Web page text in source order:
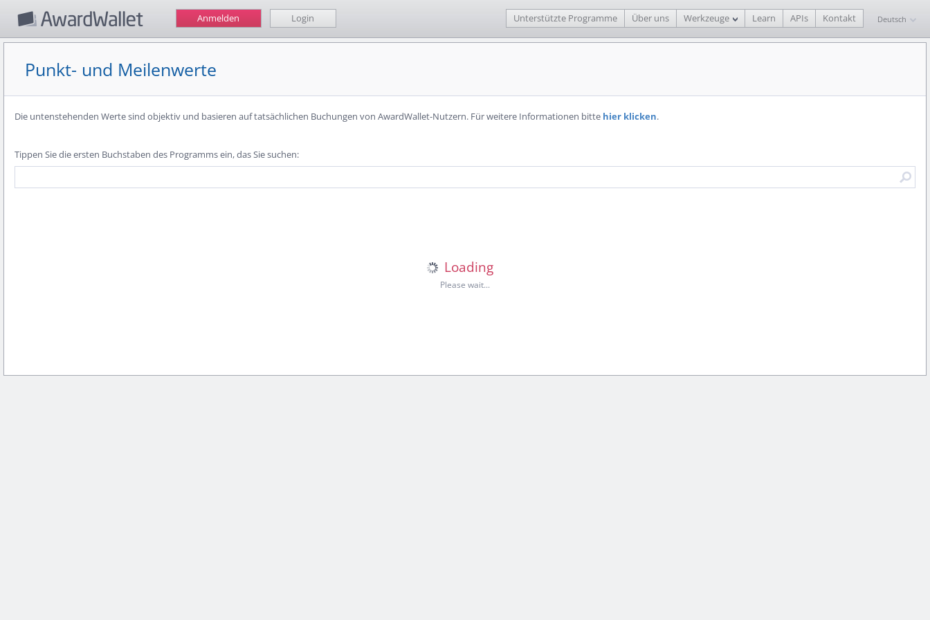
Anmelden Login Unterstützte Programme Über uns Werkzeuge Learn APIs Kontakt Deutsch
Punkt- und Meilenwerte
Die untenstehenden Werte sind objektiv und basieren auf tatsächlichen Buchungen von AwardWallet-Nutzern. Für weitere Informationen bitte hier klicken.
Tippen Sie die ersten Buchstaben des Programms ein, das Sie suchen: